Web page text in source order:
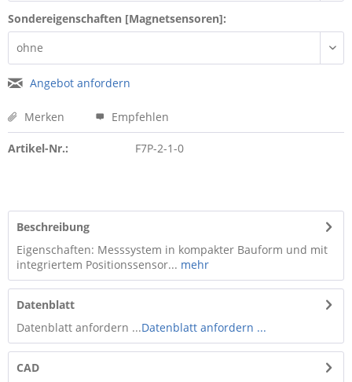
Sondereigenschaften [Magnetsensoren]:
Angebot anfordern
Merken Empfehlen
Artikel-Nr.: F7P-2-1-0
Beschreibung
Eigenschaften: Messsystem in kompakter Bauform und mit
integriertem Positionssensor... mehr
Datenblatt
Datenblatt anfordern ...Datenblatt anfordern ...
CAD